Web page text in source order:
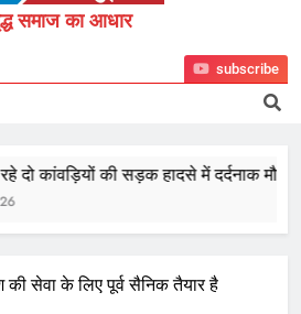
Samriddhi
Samachar
समाज का आधार
subscribe
कांवड़ियों की सड़क हादसे में दर्दनाक मौत
की सेवा के लिए पूर्व सैनिक तैयार है